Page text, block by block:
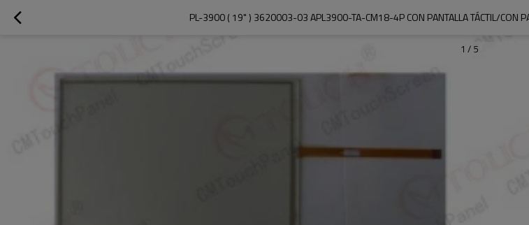
PL-3900 ( 19" ) 3620003-03 APL3900-TA-CM18-4P CON PANTALLA TÁCTIL/CON
1 / 5